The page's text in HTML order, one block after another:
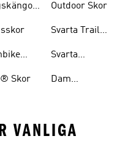
Skor
Outdoor Skor
Svarta Trail
Svarta
Dam
VANLIGA